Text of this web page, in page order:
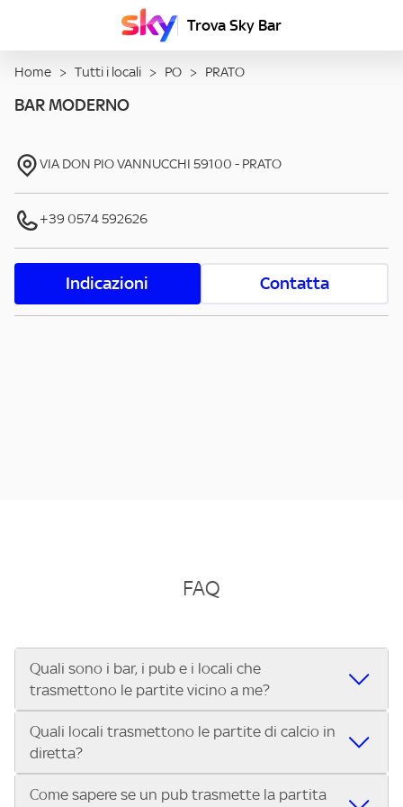
Trova Sky Bar
Home > Tutti i locali > PO > PRATO
BAR MODERNO
VIA DON PIO VANNUCCHI 59100 - PRATO
+39 0574 592626
Indicazioni Contatta
FAQ
Quali sono i bar, i pub e i locali che
trasmettono le partite vicino a me?
Se cerchi un bar, pub, ristorante o locale vicino a te per
vedere le partite di Serie A ENILIVE, la Serie C Sky Wifi, la
UEFA Champions League, la UEFA Europa League, la UEFA
Conference League, il Tennis, la Formula 1®, la MotoGP™ e
Quali locali trasmettono le partite di calcio in
diretta?
Vuoi sapere quali bar, pub o ristoranti mostrano le partite
Come sapere se un pub trasmette la partita